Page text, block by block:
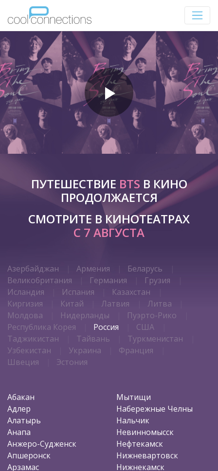
ПУТЕШЕСТВИЕ BTS В КИНО
ПРОДОЛЖАЕТСЯ
СМОТРИТЕ В КИНОТЕАТРАХ
С 7 АВГУСТА
Азербайджан Армения
Беларусь
Великобритания
Германия
Грузия
Исландия
Испания
Казахстан
Киргизия
Китай Латвия
Литва
Молдова
Нидерланды
Пуэрто-Рико
Республика Корея
Россия
США
Таджикистан
Тайвань
Туркменистан
Узбекистан
Украина
Франция
Швеция
Эстония
Абакан
Адлер
Алатырь
Анапа
Анжеро-Судженск
Апшеронск
Арзамас
Мытищи
Набережные Челны
Нальчик
Невинномысск
Нефтекамск
Нижневартовск
Нижнекамск